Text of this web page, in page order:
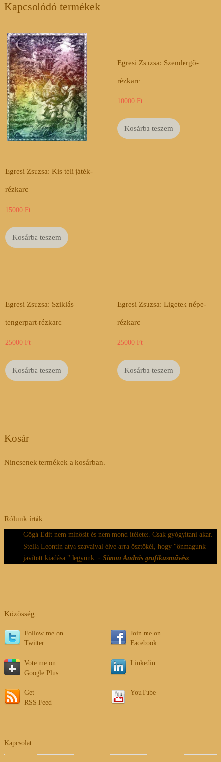
Kapcsolódó termékek
Egresi Zsuzsa: Kis téli játék-
rézkarc
15000 Ft
Kosárba teszem
Egresi Zsuzsa: Szendergő-
rézkarc
10000 Ft
Kosárba teszem
Egresi Zsuzsa: Sziklás
tengerpart-rézkarc
25000 Ft
Kosárba teszem
Egresi Zsuzsa: Ligetek népe-
rézkarc
25000 Ft
Kosárba teszem
Kosár
Nincsenek termékek a kosárban.
Rólunk írták
Gőgh Edit nem minősít és nem mond ítéletet. Csak gyógyítani akar.
Stella Leontin atya szavaival élve arra ösztökél, hogy "önmagunk
javított kiadása " legyünk. - Simon András grafikusművész
Közösség
Follow me on
Twitter
Join me on
Facebook
Vote me on
Google Plus
Linkedin
Get
RSS Feed
YouTube
Kapcsolat